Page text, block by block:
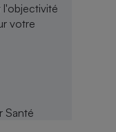
l'objectivité
votre